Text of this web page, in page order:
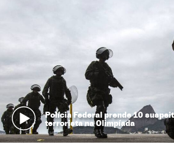
Polícia Federal prende 10
terrorista na Olimpíada